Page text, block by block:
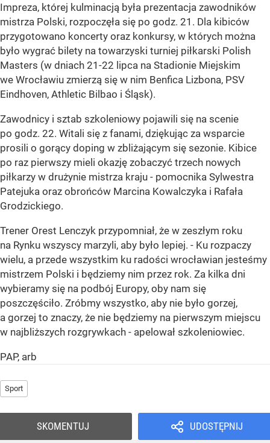
Impreza, której kulminacją była prezentacja zawodników
mistrza Polski, rozpoczęła się po godz. 21. Dla kibiców
przygotowano koncerty oraz konkursy, w których można
było wygrać bilety na towarzyski turniej piłkarski Polish
Masters (w dniach 21-22 lipca na Stadionie Miejskim
we Wrocławiu zmierzą się w nim Benfica Lizbona, PSV
Eindhoven, Athletic Bilbao i Śląsk).
Zawodnicy i sztab szkoleniowy pojawili się na scenie
po godz. 22. Witali się z fanami, dziękując za wsparcie
prosili o gorący doping w zbliżającym się sezonie. Kibice
po raz pierwszy mieli okazję zobaczyć trzech nowych
piłkarzy w drużynie mistrza kraju - pomocnika Sylwestra
Patejuka oraz obrońców Marcina Kowalczyka i Rafała
Grodzickiego.
Trener Orest Lenczyk przypomniał, że w zeszłym roku
na Rynku wszyscy marzyli, aby było lepiej. - Ku rozpaczy
wielu, a przede wszystkim ku radości wrocławian jesteśmy
mistrzem Polski i będziemy nim przez rok. Za kilka dni
wybieramy się na podbój Europy, oby nam się
poszczęściło. Zróbmy wszystko, aby nie było gorzej,
a gorzej to znaczy, że nie będziemy na pierwszym miejscu
w najbliższych rozgrywkach - apelował szkoleniowiec.
PAP, arb
Sport
UDOSTĘPNIJ
SKOMENTUJ